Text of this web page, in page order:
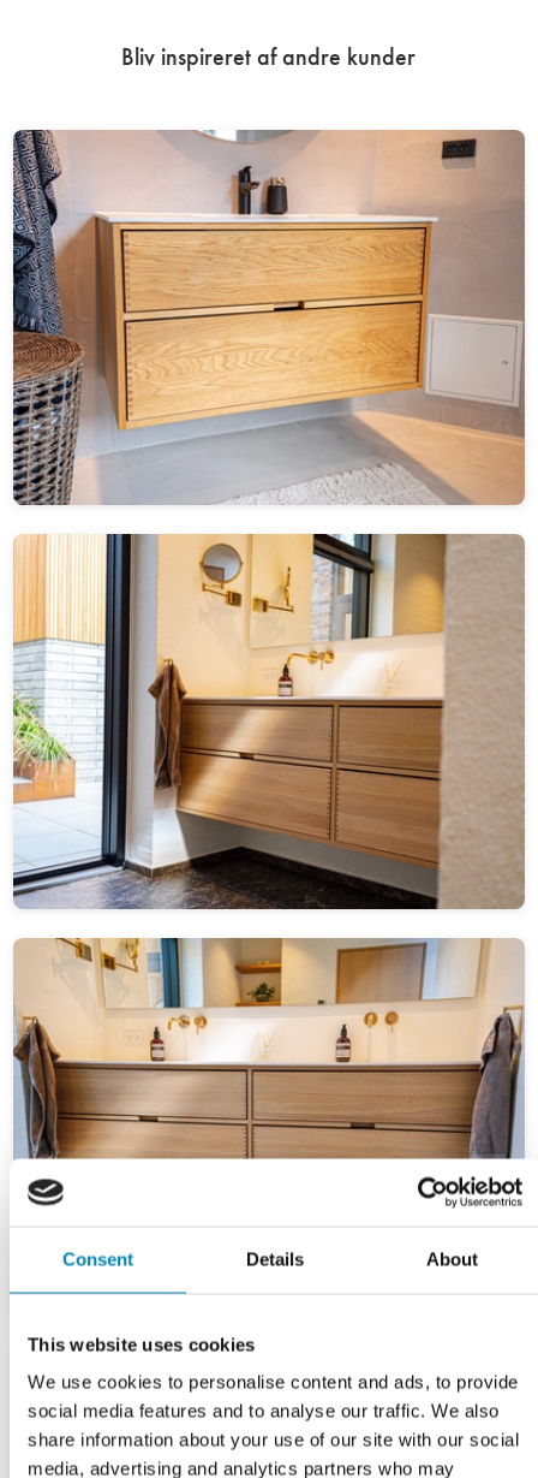
Consent Details About
This website uses cookies
We use cookies to personalise content and ads, to provide
social media features and to analyse our traffic. We also
share information about your use of our site with our social
media, advertising and analytics partners who may
Bliv inspireret af andre kunder